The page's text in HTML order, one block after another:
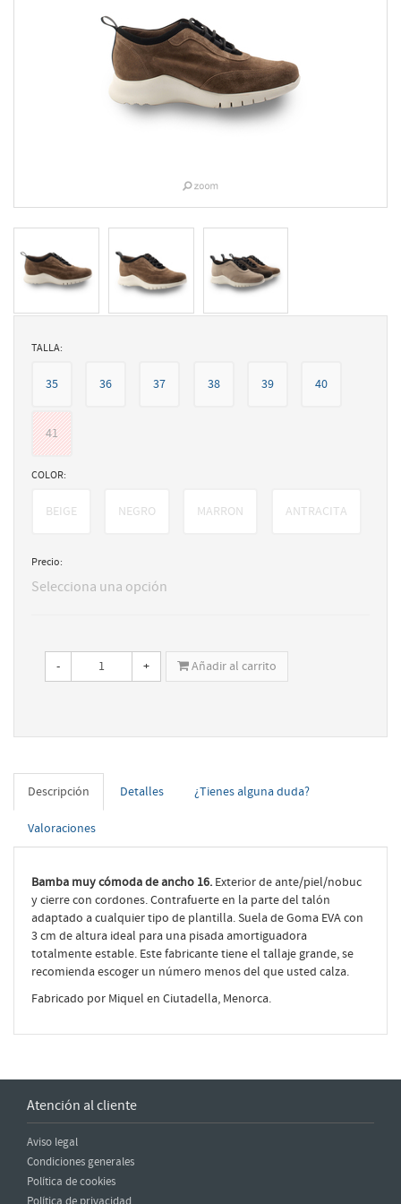
TALLA:
35 36 37 38 39 40
41
COLOR:
BEIGE NEGRO MARRON ANTRACITA
Precio:
Selecciona una opción
- + Añadir al carrito
Descripción Detalles ¿Tienes alguna duda?
Valoraciones
Bamba muy cómoda de ancho 16. Exterior de ante/piel/nobuc
y cierre con cordones. Contrafuerte en la parte del talón
adaptado a cualquier tipo de plantilla. Suela de Goma EVA con
3 cm de altura ideal para una pisada amortiguadora
totalmente estable. Este fabricante tiene el tallaje grande, se
recomienda escoger un número menos del que usted calza.
Fabricado por Miquel en Ciutadella, Menorca.
Atención al cliente
Aviso legal
Condiciones generales
Política de cookies
Política de privacidad